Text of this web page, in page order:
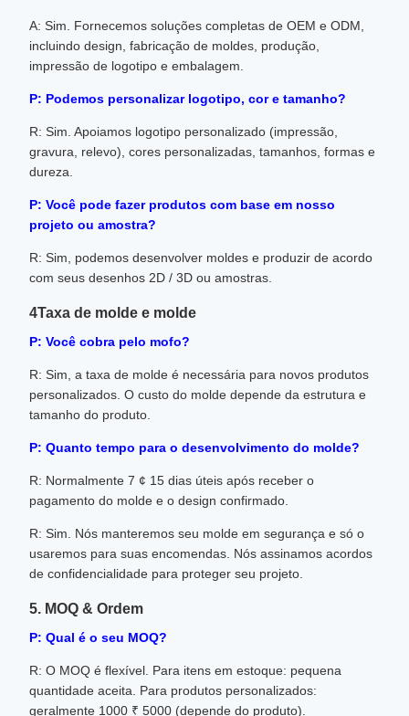
A: Sim. Fornecemos soluções completas de OEM e ODM,
incluindo design, fabricação de moldes, produção,
impressão de logotipo e embalagem.
P: Podemos personalizar logotipo, cor e tamanho?
R: Sim. Apoiamos logotipo personalizado (impressão,
gravura, relevo), cores personalizadas, tamanhos, formas e
dureza.
P: Você pode fazer produtos com base em nosso
projeto ou amostra?
R: Sim, podemos desenvolver moldes e produzir de acordo
com seus desenhos 2D / 3D ou amostras.
4Taxa de molde e molde
P: Você cobra pelo mofo?
R: Sim, a taxa de molde é necessária para novos produtos
personalizados. O custo do molde depende da estrutura e
tamanho do produto.
P: Quanto tempo para o desenvolvimento do molde?
R: Normalmente 7 ¢ 15 dias úteis após receber o
pagamento do molde e o design confirmado.
R: Sim. Nós manteremos seu molde em segurança e só o
usaremos para suas encomendas. Nós assinamos acordos
de confidencialidade para proteger seu projeto.
5. MOQ & Ordem
P: Qual é o seu MOQ?
R: O MOQ é flexível. Para itens em estoque: pequena
quantidade aceita. Para produtos personalizados:
geralmente 1000 ₹ 5000 (depende do produto).